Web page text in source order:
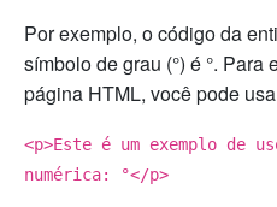
Por exemplo, o código da
símbolo de grau (°) é °.
página HTML, você pode
<p>Este é um exemplo de
numérica: °</p>